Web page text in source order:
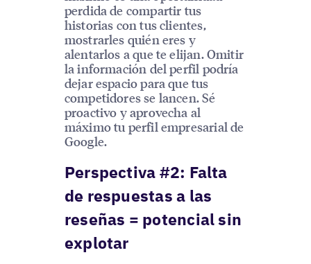
perdida de compartir tus
historias con tus clientes,
mostrarles quién eres y
alentarlos a que te elijan. Omitir
la información del perfil podría
dejar espacio para que tus
competidores se lancen. Sé
proactivo y aprovecha al
máximo tu perfil empresarial de
Google.
Perspectiva #2: Falta
de respuestas a las
reseñas = potencial sin
explotar